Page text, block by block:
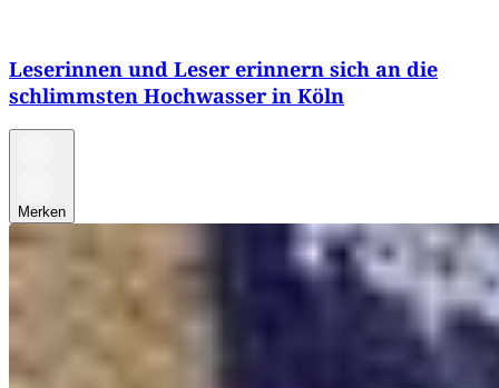
Leserinnen und Leser erinnern sich an die
schlimmsten Hochwasser in Köln
Merken